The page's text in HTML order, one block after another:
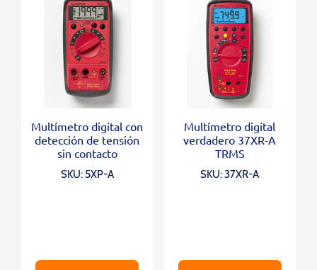
Multímetro digital con
detección de tensión
sin contacto
SKU: 5XP-A
Multímetro digital
verdadero 37XR-A
TRMS
SKU: 37XR-A